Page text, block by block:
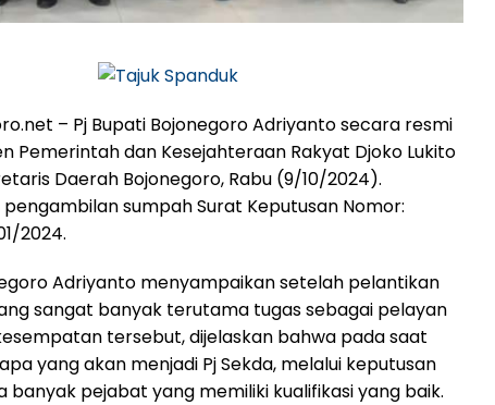
– Pj Bupati Bojonegoro Adriyanto secara resmi
Pemerintah dan Kesejahteraan Rakyat Djoko Lukito
Daerah Bojonegoro, Rabu (9/10/2024).
sumpah Surat Keputusan Nomor:
2024.
Adriyanto menyampaikan setelah pelantikan
sangat banyak terutama tugas sebagai pelayan
tersebut, dijelaskan bahwa pada saat
yang akan menjadi Pj Sekda, melalui keputusan
banyak pejabat yang memiliki kualifikasi yang baik.